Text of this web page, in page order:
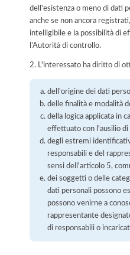
dell'esistenza o meno di dati
anche se non ancora
intelligibile e la possibilità di
l’Autorità di controllo.
2. L'interessato ha diritto di
dell'origine dei dati
delle finalità e modalità
della logica applicata in
effettuato con l'ausilio
degli estremi
responsabili e del
sensi dell'articolo 5,
dei soggetti o delle
dati personali possono
possono venirne a
rappresentante
di responsabili o